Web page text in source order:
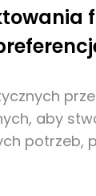
aby
potrzeb,